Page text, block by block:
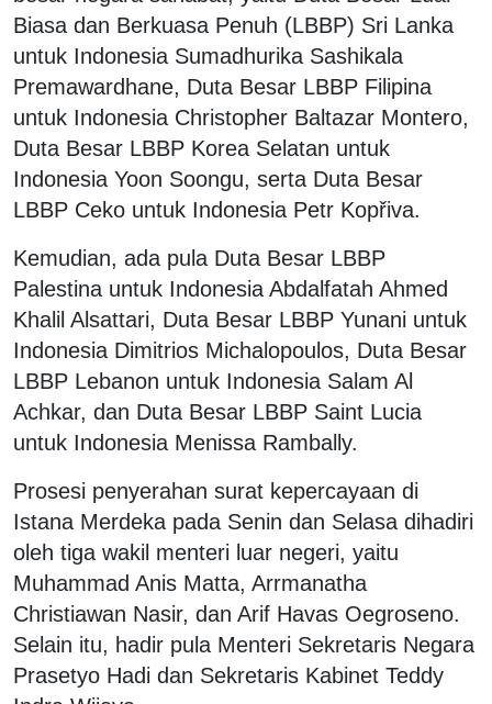
Biasa dan Berkuasa Penuh (LBBP) Sri Lanka
untuk Indonesia Sumadhurika Sashikala
Premawardhane, Duta Besar LBBP Filipina
untuk Indonesia Christopher Baltazar Montero,
Duta Besar LBBP Korea Selatan untuk
Indonesia Yoon Soongu, serta Duta Besar
LBBP Ceko untuk Indonesia Petr Kopřiva.
Kemudian, ada pula Duta Besar LBBP
Palestina untuk Indonesia Abdalfatah Ahmed
Khalil Alsattari, Duta Besar LBBP Yunani untuk
Indonesia Dimitrios Michalopoulos, Duta Besar
LBBP Lebanon untuk Indonesia Salam Al
Achkar, dan Duta Besar LBBP Saint Lucia
untuk Indonesia Menissa Rambally.
Prosesi penyerahan surat kepercayaan di
Istana Merdeka pada Senin dan Selasa dihadiri
oleh tiga wakil menteri luar negeri, yaitu
Muhammad Anis Matta, Arrmanatha
Christiawan Nasir, dan Arif Havas Oegroseno.
Selain itu, hadir pula Menteri Sekretaris Negara
Prasetyo Hadi dan Sekretaris Kabinet Teddy